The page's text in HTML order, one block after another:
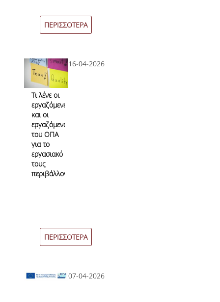
Φόρμα Επικοινωνίας
Σύνδεσμοι
ΠΕΡΙΣΣΟΤΕΡΑ
16-04-2026
Τι λένε οι
εργαζόμενες
και οι
εργαζόμενοι
του ΟΠΑ
για το
εργασιακό
τους
περιβάλλον;
ΠΕΡΙΣΣΟΤΕΡΑ
07-04-2026